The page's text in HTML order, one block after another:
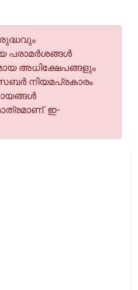
പരാമര്‍ശങ്ങള്‍
അധിക്ഷേപങ്ങളും
നിയമപ്രകാരം
ഇ-